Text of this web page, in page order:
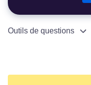
Outils de questions